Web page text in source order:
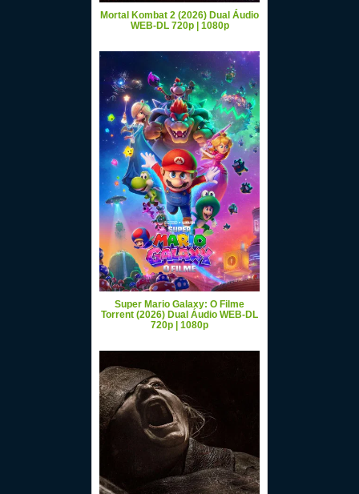
Mortal Kombat 2 (2026) Dual Áudio
WEB-DL 720p | 1080p
Super Mario Galaxy: O Filme
Torrent (2026) Dual Áudio WEB-DL
720p | 1080p